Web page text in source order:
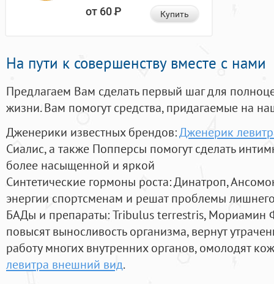
от 60Р Купить
На пути к совершенству вместе с нами
Предлагаем Вам сделать первый шаг для
жизни. Вам помогут средства, придагаемые на
Дженерики известных брендов:Дженерик
Сиалис, а также Попперсы помогут сделать
более насыщенной и яркой
Синтетические гормоны роста: Динатроп,
энергии спортсменам и решат проблемы
БАДы и препараты:Tribulus terrestris, Мориамин
повысят выносливость организма, вернут
работу многих внутренних органов, омолодят
левитра внешний вид.